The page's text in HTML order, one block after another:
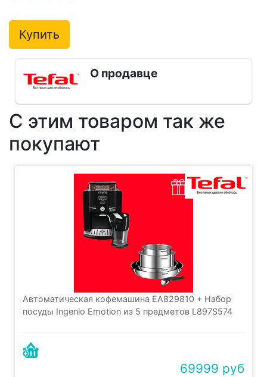
Купить
О продавце
С этим товаром так же
покупают
Автоматическая кофемашина EA829810 + Набор
посуды Ingenio Emotion из 5 предметов L897S574
69999 руб